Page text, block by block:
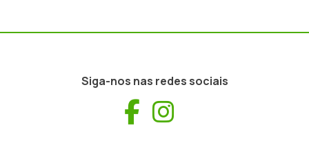
Siga-nos nas redes sociais
Facebook